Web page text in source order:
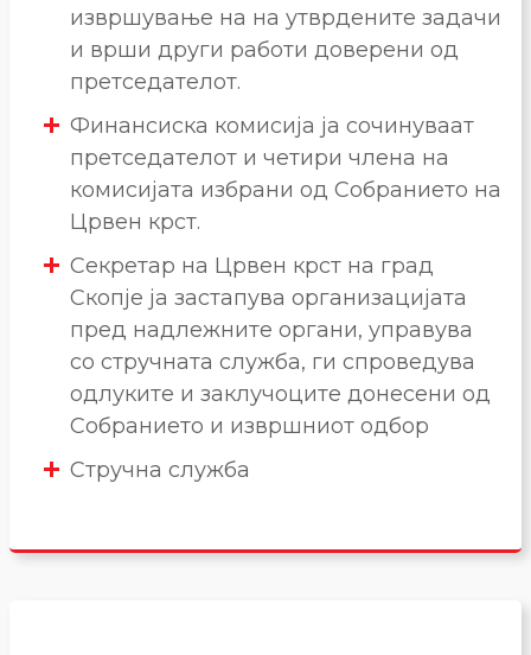
извршување на на утврдените задачи
и врши други работи доверени од
претседателот.
Финансиска комисија ја сочинуваат
претседателот и четири члена на
комисијата избрани од Собранието на
Црвен крст.
Секретар на Црвен крст на град
Скопје ја застапува организацијата
пред надлежните органи, управува
со стручната служба, ги спроведува
одлуките и заклучоците донесени од
Собранието и извршниот одбор
Стручна служба